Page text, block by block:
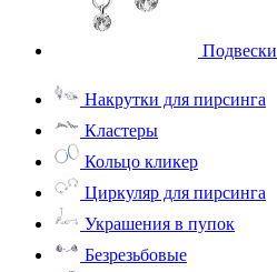
Подвески
Накрутки для пирсинга
Кластеры
Кольцо кликер
Циркуляр для пирсинга
Украшения в пупок
Безрезьбовые